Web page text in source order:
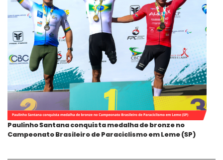
Paulinho Santana conquista medalha de bronze no
Campeonato Brasileiro de Paraciclismo em Leme (SP)